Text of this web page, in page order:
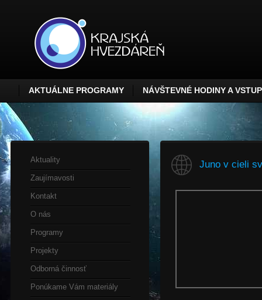
AKTUÁLNE PROGRAMY NÁVŠTEVNÉ HODINY A
Aktuality
Zaujímavosti
Kontakt
O nás
Programy
Projekty
Odborná činnosť
Ponúkame Vám materiály
Juno v cieli